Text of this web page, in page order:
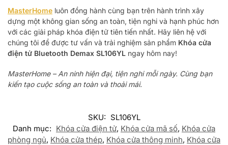
MasterHome luôn đồng hành cùng bạn trên hành trình xây
dựng một không gian sống an toàn, tiện nghi và hạnh phúc hơn
với các giải pháp khóa điện tử tiên tiến nhất. Hãy liên hệ với
chúng tôi để được tư vấn và trải nghiệm sản phẩm Khóa cửa
điện tử Bluetooth Demax SL106YL ngay hôm nay!
MasterHome – An ninh hiện đại, tiện nghi mỗi ngày. Cùng bạn
kiến tạo cuộc sống an toàn và thoải mái.
SKU: SL106YL
Danh mục: Khóa cửa điện tử, Khóa cửa mã số, Khóa cửa
phòng ngủ, Khóa cửa thép, Khóa cửa thông minh, Khóa cửa